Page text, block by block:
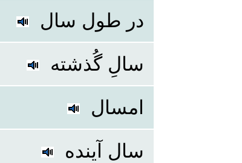
در طول سال
سالِ گُذشته
امسال
سال آینده